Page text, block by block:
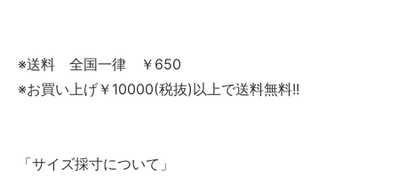
※送料 全国一律 ￥650
※お買い上げ￥10000(税抜)以上で送料無料!!
「サイズ採寸について」